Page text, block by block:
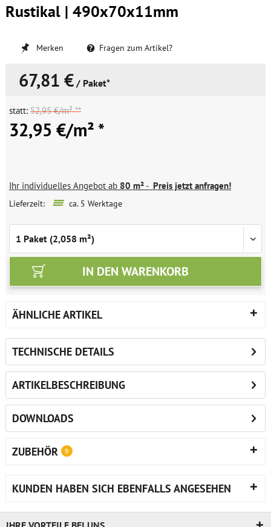
Rustikal | 490x70x11mm
Merken Fragen zum Artikel?
67,81 € / Paket*
statt: 52,95 €/m² **
32,95 €/m² *
Ihr individuelles Angebot ab 80 m²- Preis jetzt anfragen!
Lieferzeit: ca. 5 Werktage
IN DEN WARENKORB
ÄHNLICHE ARTIKEL
TECHNISCHE DETAILS
ARTIKELBESCHREIBUNG
DOWNLOADS
ZUBEHÖR 9
KUNDEN HABEN SICH EBENFALLS ANGESEHEN